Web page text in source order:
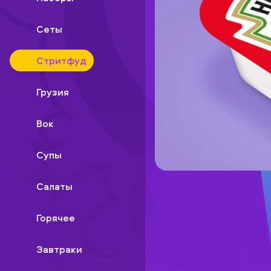
Сеты
Стритфуд
Грузия
Вок
Супы
Салаты
Горячее
Завтраки